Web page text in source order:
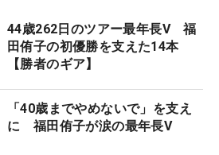
44歳262日のツアー最年長V 福
田侑子の初優勝を支えた14本
【勝者のギア】
「40歳までやめないで」を支え
に 福田侑子が涙の最年長V